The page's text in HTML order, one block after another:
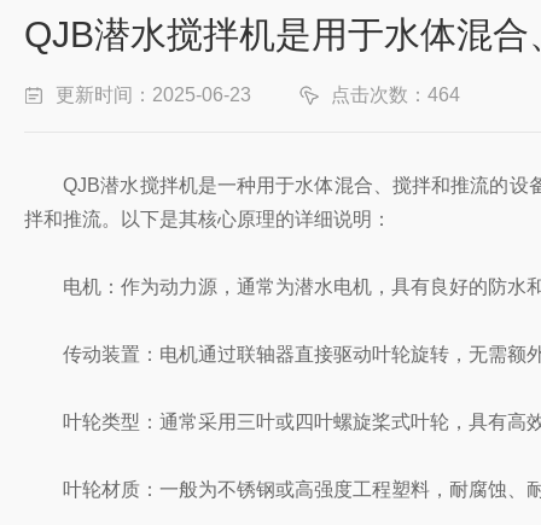
QJB潜水搅拌机是用于水体混
更新时间：2025-06-23 点击次数：464
QJB潜水搅拌机是一种用于水体混合、搅拌和推流的设
拌和推流。以下是其核心原理的详细说明：
电机：作为动力源，通常为潜水电机，具有良好的防水
传动装置：电机通过联轴器直接驱动叶轮旋转，无需额
叶轮类型：通常采用三叶或四叶螺旋桨式叶轮，具有高
叶轮材质：一般为不锈钢或高强度工程塑料，耐腐蚀、